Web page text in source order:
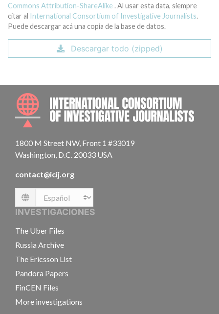
Commons Attribution-ShareAlike . Al usar esta data, siempre
citar al International Consortium of Investigative Journalists.
Puede descargar acá una copia de la base de datos.
Descargar todo (zipped)
1800 M Street NW, Front 1 #33019
Washington, D.C. 20033 USA
contact@icij.org
Language
INVESTIGACIONES
The Uber Files
Russia Archive
The Ericsson List
Pandora Papers
FinCEN Files
More investigations